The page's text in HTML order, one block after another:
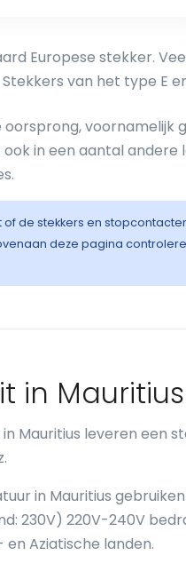
Europese stekker.
van het type E
voornamelijk
ook in een aantal
of de stekkers en
deze pagina
in Mauritius
Mauritius leveren een
in Mauritius
230V) 220V-240V
Aziatische landen.